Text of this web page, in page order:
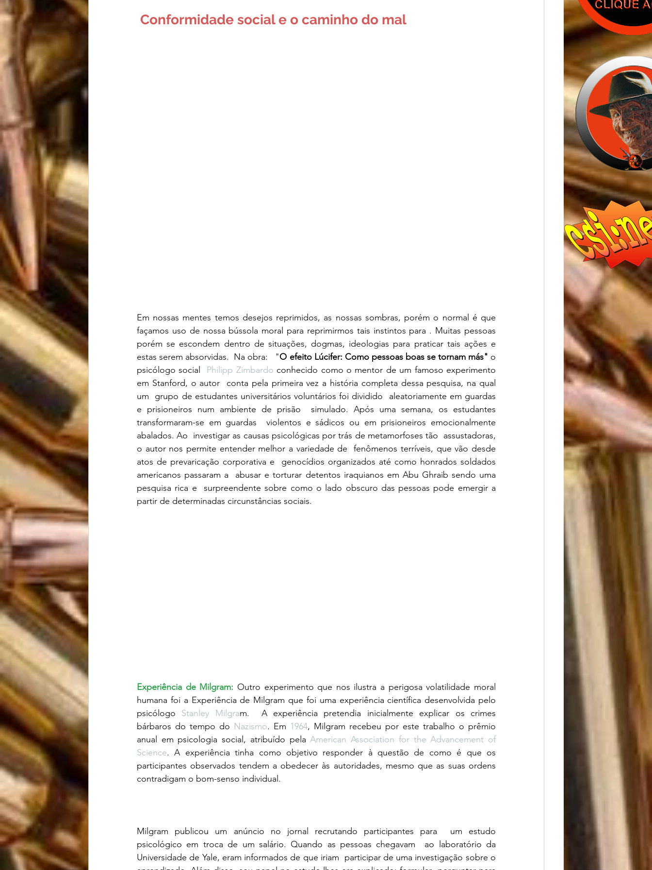
Conformidade social e o caminho do mal
Em nossas mentes temos desejos reprimidos, as nossas sombras, porém o normal é que
façamos uso de nossa bússola moral para reprimirmos tais instintos para . Muitas pessoas
porém se escondem dentro de situações, dogmas, ideologias para praticar tais ações e
estas serem absorvidas.  Na obra:   "O efeito Lúcifer: Como pessoas boas se tornam más" o
psicólogo social
Philipp Zimbardo conhecido como o mentor de um famoso experimento
em Stanford, o autor  conta pela primeira vez a história completa dessa pesquisa, na qual
um  grupo de estudantes universitários voluntários foi dividido  aleatoriamente em guardas
e prisioneiros num ambiente de prisão  simulado. Após uma semana, os estudantes
transformaram-se em guardas  violentos e sádicos ou em prisioneiros emocionalmente
abalados. Ao  investigar as causas psicológicas por trás de metamorfoses tão  assustadoras,
o autor nos permite entender melhor a variedade de  fenômenos terríveis, que vão desde
atos de prevaricação corporativa e  genocídios organizados até como honrados soldados
americanos passaram a  abusar e torturar detentos iraquianos em Abu Ghraib sendo uma
pesquisa rica e  surpreendente sobre como o lado obscuro das pessoas pode emergir a
partir de determinadas circunstâncias sociais.
Experiência de Milgram: Outro experimento que nos ilustra a perigosa volatilidade moral
humana foi a Experiência de Milgram que foi uma experiência científica desenvolvida pelo
psicólogo Stanley Milgram.  A experiência pretendia inicialmente explicar os crimes
bárbaros do tempo do Nazismo. Em 1964, Milgram recebeu por este trabalho o prêmio
anual em psicologia social, atribuído pela American Association for the Advancement of
Science. A experiência tinha como objetivo responder à questão de como é que os
participantes observados tendem a obedecer às autoridades, mesmo que as suas ordens
contradigam o bom-senso individual.
Milgram publicou um anúncio no jornal recrutando participantes para  um estudo
psicológico em troca de um salário. Quando as pessoas chegavam  ao laboratório da
Universidade de Yale, eram informados de que iriam  participar de uma investigação sobre o